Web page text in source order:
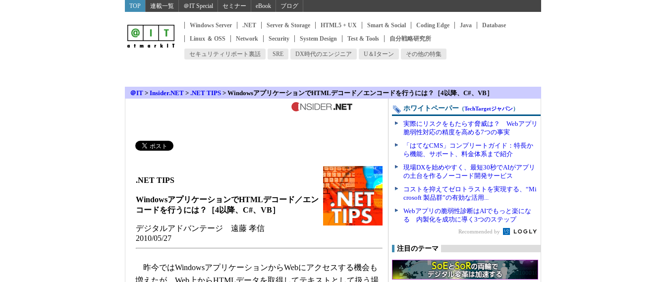
TOP 連載一覧 ＠IT Special セミナー eBook ブログ
Windows Server .NET Server & Storage HTML5 + UX Smart & Social Coding Edge Java
Database
Linux ＆ OSS
Network Security System Design Test & Tools 自分戦略研究所
セキュリティリポート裏話 SRE DX時代のエンジニア U＆Iターン その他の特集
＠IT > Insider.NET > .NET TIPS > WindowsアプリケーションでHTMLデコード／エンコードを行うには？［4以降、C#、VB］
.NET TIPS
WindowsアプリケーションでHTMLデコード／エン
コードを行うには？［4以降、C#、VB］
デジタルアドバンテージ 遠藤 孝信
2010/05/27
昨今ではWindowsアプリケーションからWebにアクセスする機会も
増えたが、Web上からHTMLデータを取得してテキストとして扱う場
ホワイトペーパー （TechTargetジャパン）
実際にリスクをもたらす脅威は？ Webアプリ
脆弱性対応の精度を高める7つの事実
「はてなCMS」コンプリートガイド：特長か
ら機能、サポート、料金体系まで紹介
現場DXを始めやすく、最短30秒でAIがアプリ
の土台を作るノーコード開発サービス
コストを抑えてゼロトラストを実現する、“Mi
crosoft 製品群”の有効な活用...
Webアプリの脆弱性診断はAIでもっと楽にな
る 内製化を成功に導く3つのステップ
Recommended by
注目のテーマ